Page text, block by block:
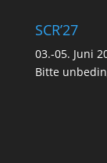
SCR’27
03.-05. Juni
Bitte